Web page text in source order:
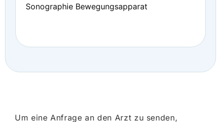
Sonographie Bewegungsapparat
Um eine Anfrage an den Arzt zu senden,